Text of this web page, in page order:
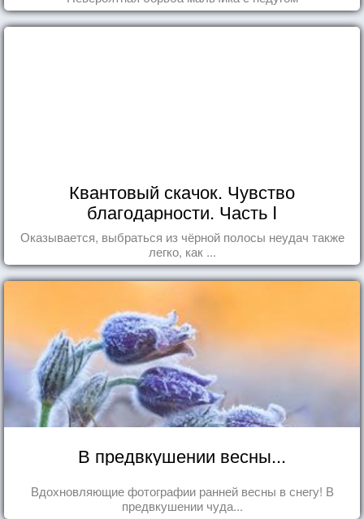
Квантовый скачок. Чувство
благодарности. Часть I
Оказывается, выбраться из чёрной полосы неудач также
легко, как ...
В предвкушении весны...
Вдохновляющие фотографии ранней весны в снегу! В
предвкушении чуда...